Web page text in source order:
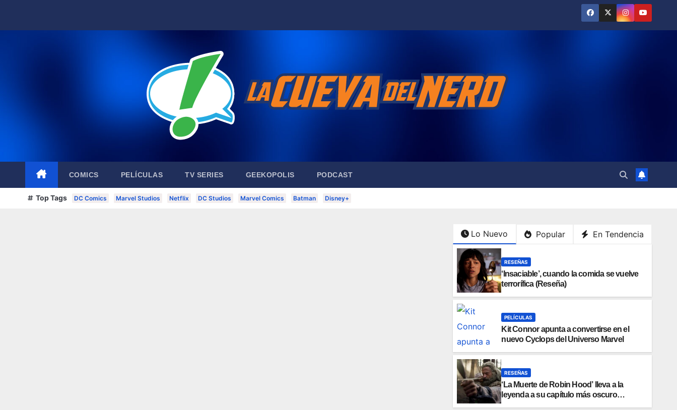
COMICS PELÍCULAS TV SERIES GEEKOPOLIS PODCAST
Top Tags DC Comics Marvel Studios Netflix DC Studios Marvel Comics Batman Disney+
Lo Nuevo Popular En Tendencia
RESEÑAS
‘Insaciable’, cuando la comida se vuelve
terrorífica (Reseña)
PELÍCULAS
Kit Connor apunta a convertirse en el
nuevo Cyclops del Universo Marvel
RESEÑAS
‘La Muerte de Robin Hood’ lleva a la
leyenda a su capítulo más oscuro